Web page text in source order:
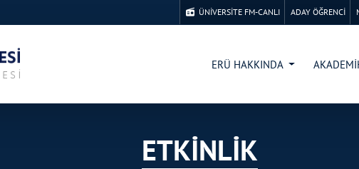
ÜNİVERSİTE FM-CANLI ADAY ÖĞRENCİ
ERÜ HAKKINDA
ETKİNLİK